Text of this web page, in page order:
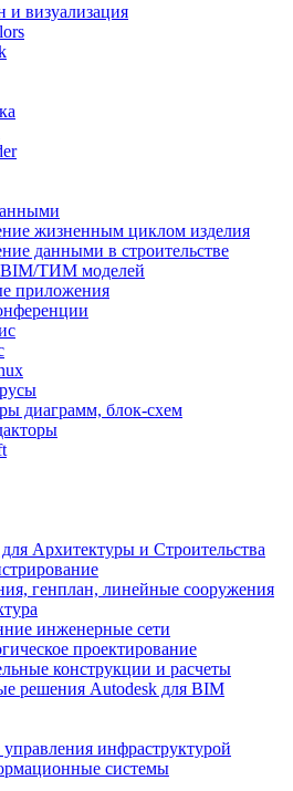
и визуализация
жизненным циклом изделия
данными в строительстве
ТИМ моделей
приложения
диаграмм, блок-схем
Архитектуры и Строительства
генплан, линейные сооружения
инженерные сети
проектирование
конструкции и расчеты
решения Autodesk для BIM
инфраструктурой
системы